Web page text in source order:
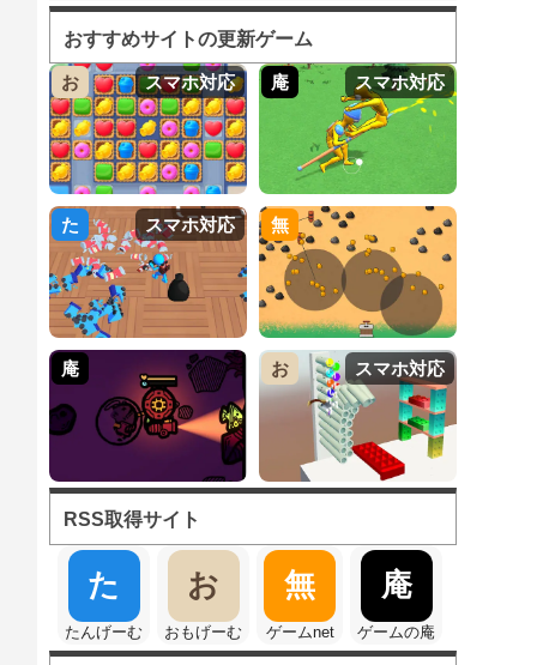
おすすめサイトの更新ゲーム
お スマホ対応 庵 スマホ対応
た スマホ対応 無
庵 お スマホ対応
RSS取得サイト
た
たんげーむ
お
おもげーむ
無
ゲームnet
庵
ゲームの庵